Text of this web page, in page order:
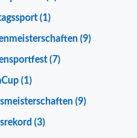
(1)
(9)
(7)
(1)
(9)
(3)